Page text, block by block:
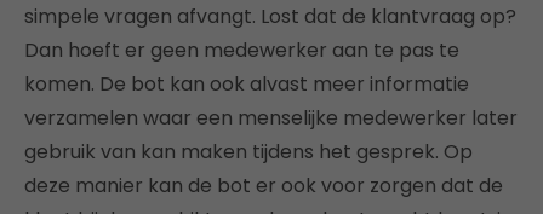
simpele vragen afvangt. Lost dat de klantvraag op?
Dan hoeft er geen medewerker aan te pas te
komen. De bot kan ook alvast meer informatie
verzamelen waar een menselijke medewerker later
gebruik van kan maken tijdens het gesprek. Op
deze manier kan de bot er ook voor zorgen dat de